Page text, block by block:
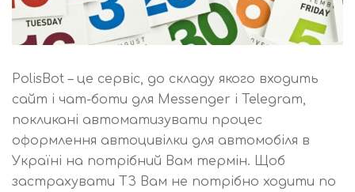
PolisBot – це сервіс, до складу якого входить
сайт і чат-боти для Messenger і Telegram,
покликані автоматизувати процес
оформлення автоцивілки для автомобіля в
Україні на потрібний Вам термін. Щоб
застрахувати ТЗ Вам не потрібно ходити по